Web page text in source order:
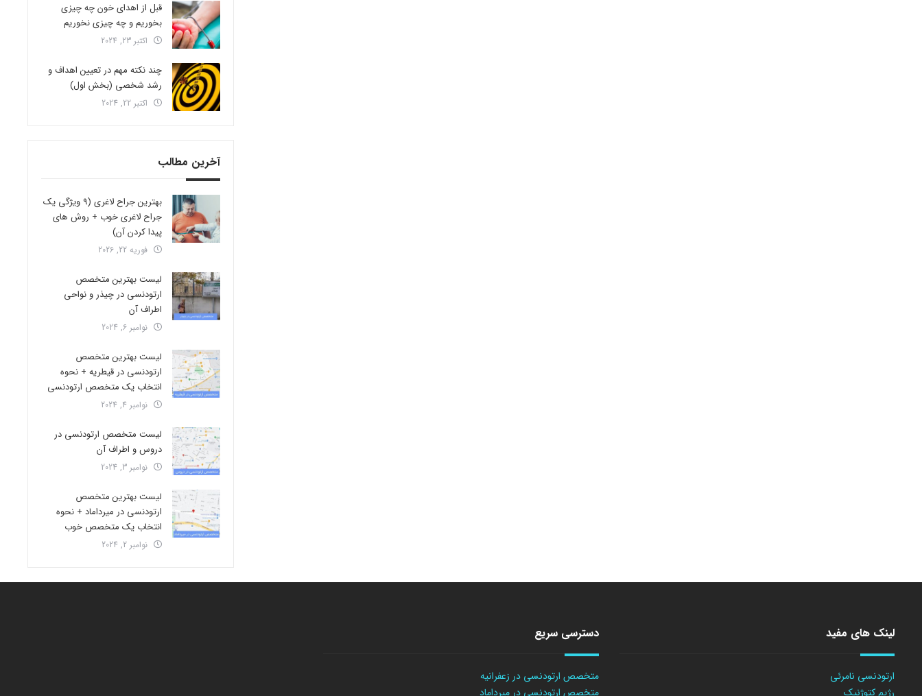
قبل از اهدای خون چه چیزی
بخوریم و چه چیزی نخوریم
اکتبر 23, 2024
چند نکته مهم در تعیین اهداف و
رشد شخصی (بخش اول)
اکتبر 22, 2024
آخرین مطالب
بهترین جراح لاغری (9 ویژگی یک
جراح لاغری خوب + روش های
پیدا کردن آن)
فوریه 22, 2026
لیست بهترین متخصص
ارتودنسی در چیذر و نواحی
اطراف آن
نوامبر 6, 2024
لیست بهترین متخصص
ارتودنسی در قیطریه + نحوه
انتخاب یک متخصص ارتودنسی
نوامبر 4, 2024
لیست متخصص ارتودنسی در
دروس و اطراف آن
نوامبر 3, 2024
لیست بهترین متخصص
ارتودنسی در میرداماد + نحوه
انتخاب یک متخصص خوب
نوامبر 2, 2024
لینک های مفید
ارتودنسی نامرئی
رژیم کتوژنیک
دسترسی سریع
متخصص ارتودنسی در زعفرانیه
متخصص ارتودنسی در میرداماد